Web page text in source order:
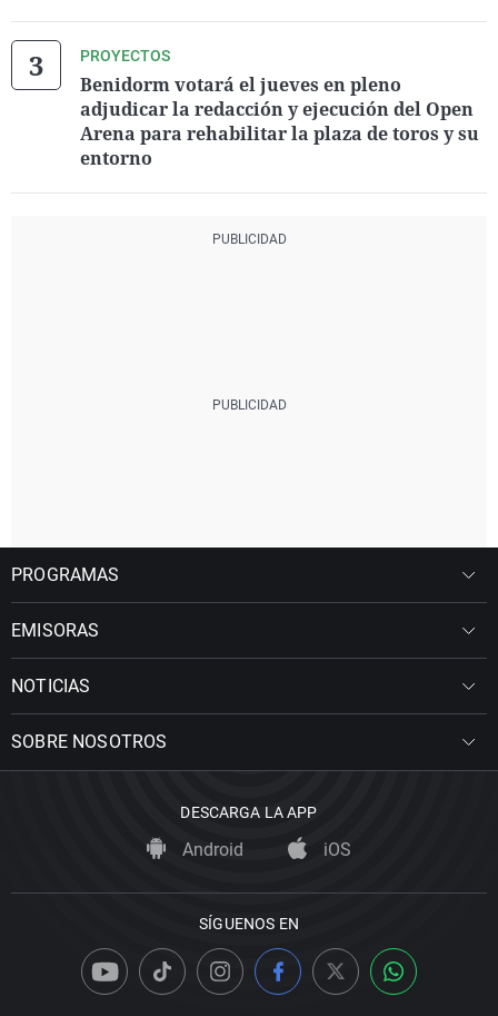
PROYECTOS
Benidorm votará el jueves en pleno
adjudicar la redacción y ejecución del Open
Arena para rehabilitar la plaza de toros y su
entorno
PROGRAMAS
EMISORAS
NOTICIAS
SOBRE NOSOTROS
DESCARGA LA APP
Android iOS
SÍGUENOS EN